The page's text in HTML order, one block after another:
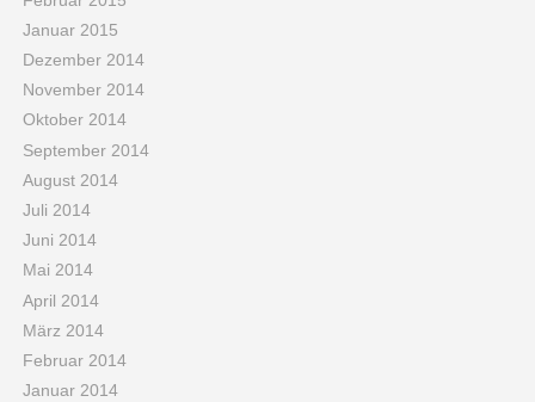
Januar 2015
Dezember 2014
November 2014
Oktober 2014
September 2014
August 2014
Juli 2014
Juni 2014
Mai 2014
April 2014
März 2014
Februar 2014
Januar 2014